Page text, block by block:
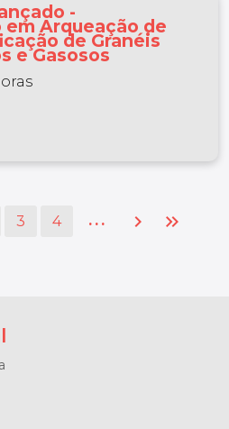
-
Arqueação de
de Granéis
e Gasosos
3 4 ... chevron_right keyboard_double_arrow_right